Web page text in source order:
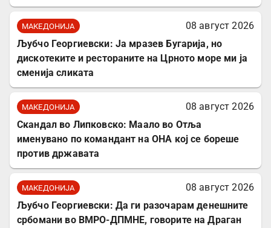
МАКЕДОНИЈА
08 август 2026
Љубчо Георгиевски: Ја мразев Бугарија, но
дискотеките и рестораните на Црното море ми ја
сменија сликата
МАКЕДОНИЈА
08 август 2026
Скандал во Липковско: Маало во Отља
именувано по командант на ОНА кој се бореше
против државата
МАКЕДОНИЈА
08 август 2026
Љубчо Георгиевски: Да ги разочарам денешните
србомани во ВМРО-ДПМНЕ, говорите на Драган